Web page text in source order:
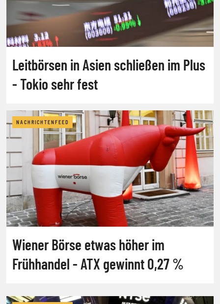
Leitbörsen in Asien schließen im Plus
- Tokio sehr fest
NACHRICHTENFEED
Wiener Börse etwas höher im
Frühhandel - ATX gewinnt 0,27 %